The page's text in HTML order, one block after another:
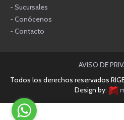
- Sucursales
- Conócenos
- Contacto
AVISO DE
Todos los derechos reservados
Design by: